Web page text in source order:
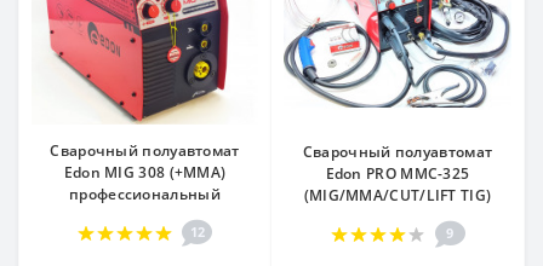
Сварочный полуавтомат
Edon MIG 308 (+MMA)
профессиональный
12
Сварочный полуавтомат
Edon PRO MMC-325
(MIG/MMA/CUT/LIFT TIG)
9